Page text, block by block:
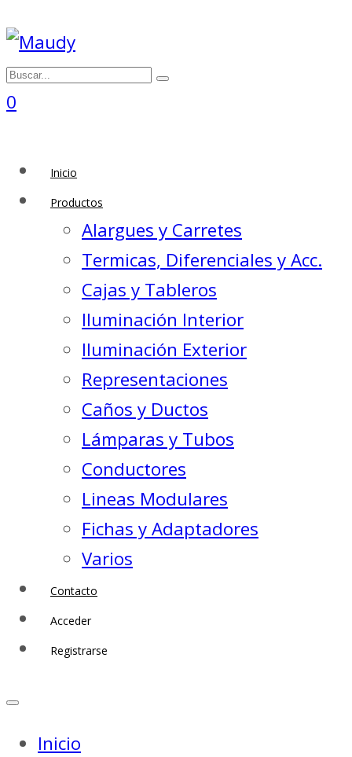
0
Inicio
Productos
Alargues y Carretes
Termicas, Diferenciales y Acc.
Cajas y Tableros
Iluminación Interior
Iluminación Exterior
Representaciones
Caños y Ductos
Lámparas y Tubos
Conductores
Lineas Modulares
Fichas y Adaptadores
Varios
Contacto
Acceder
Registrarse
Inicio